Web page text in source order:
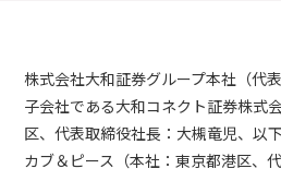
株式会社大和証券グループ本社（代
子会社である大和コネクト証券株式
区、代表取締役社長：大槻竜児、以
カブ＆ピース（本社：東京都港区、